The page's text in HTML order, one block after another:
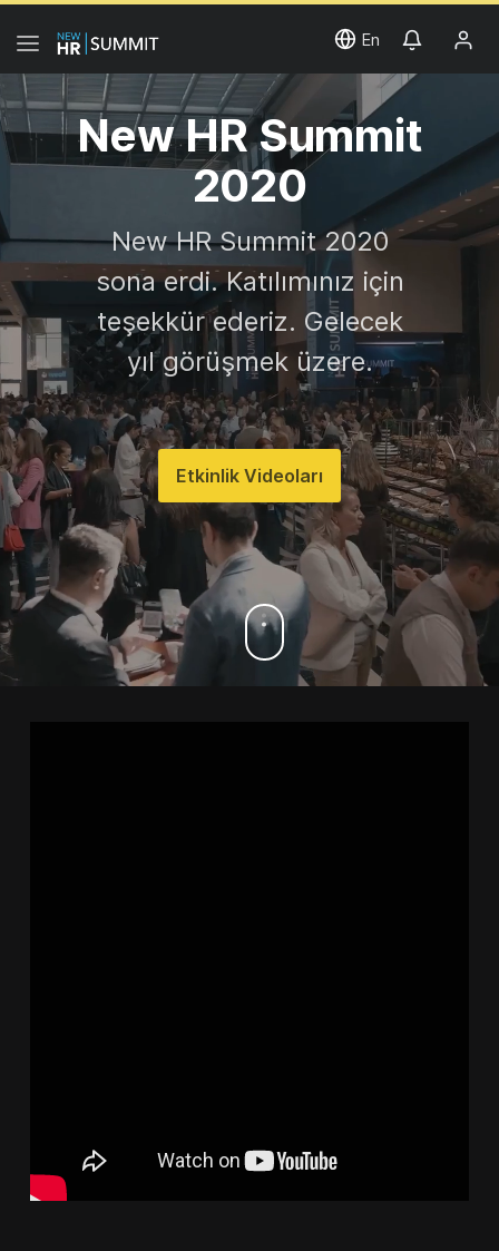
En
New HR Summit
2020
New HR Summit 2020
sona erdi. Katılımınız için
teşekkür ederiz. Gelecek
yıl görüşmek üzere.
Etkinlik Videoları